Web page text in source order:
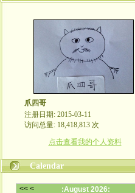
爪四哥
注册日期: 2015-03-11
访问总量: 18,418,813 次
点击查看我的个人资料
Calendar